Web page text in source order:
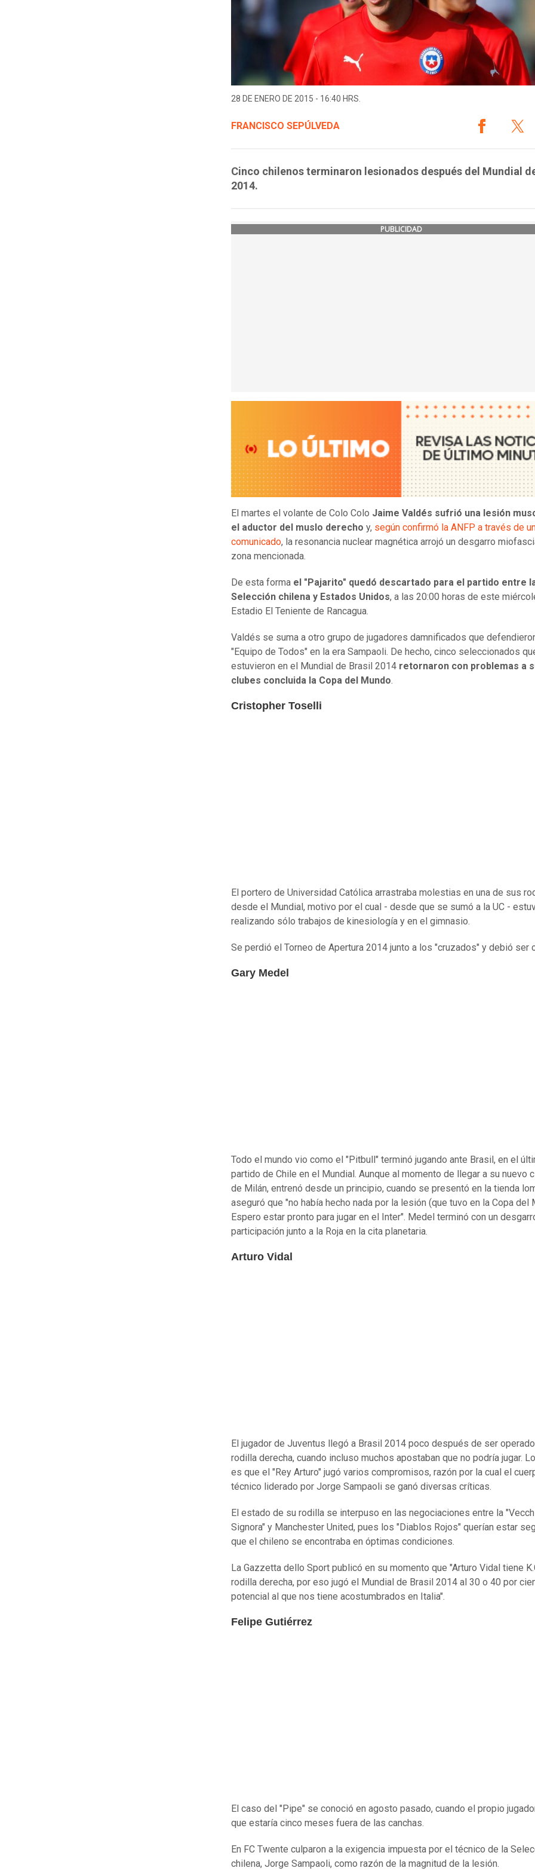
28 DE ENERO DE 2015 - 16:40 HRS.
FRANCISCO SEPÚLVEDA
Cinco chilenos terminaron lesionados después del Mundial
2014.
PUBLICIDAD
El martes el volante de Colo Colo Jaime Valdés sufrió una lesión
el aductor del muslo derecho y, según confirmó la ANFP a través de
comunicado, la resonancia nuclear magnética arrojó un desgarro
zona mencionada.
De esta forma el "Pajarito" quedó descartado para el partido entre
Selección chilena y Estados Unidos, a las 20:00 horas de este
Estadio El Teniente de Rancagua.
Valdés se suma a otro grupo de jugadores damnificados que
"Equipo de Todos" en la era Sampaoli. De hecho, cinco seleccionados
estuvieron en el Mundial de Brasil 2014 retornaron con problemas a
clubes concluida la Copa del Mundo.
Cristopher Toselli
El portero de Universidad Católica arrastraba molestias en una de sus
desde el Mundial, motivo por el cual - desde que se sumó a la UC -
realizando sólo trabajos de kinesiología y en el gimnasio.
Se perdió el Torneo de Apertura 2014 junto a los "cruzados" y debió ser
Gary Medel
Todo el mundo vio como el "Pitbull" terminó jugando ante Brasil, en el
partido de Chile en el Mundial. Aunque al momento de llegar a su nuevo
de Milán, entrenó desde un principio, cuando se presentó en la tienda
aseguró que "no había hecho nada por la lesión (que tuvo en la Copa del
Espero estar pronto para jugar en el Inter". Medel terminó con un
participación junto a la Roja en la cita planetaria.
Arturo Vidal
El jugador de Juventus llegó a Brasil 2014 poco después de ser
rodilla derecha, cuando incluso muchos apostaban que no podría jugar.
es que el "Rey Arturo" jugó varios compromisos, razón por la cual el
técnico liderado por Jorge Sampaoli se ganó diversas críticas.
El estado de su rodilla se interpuso en las negociaciones entre la
Signora" y Manchester United, pues los "Diablos Rojos" querían estar
que el chileno se encontraba en óptimas condiciones.
La Gazzetta dello Sport publicó en su momento que "Arturo Vidal tiene
rodilla derecha, por eso jugó el Mundial de Brasil 2014 al 30 o 40 por
potencial al que nos tiene acostumbrados en Italia".
Felipe Gutiérrez
El caso del "Pipe" se conoció en agosto pasado, cuando el propio
que estaría cinco meses fuera de las canchas.
En FC Twente culparon a la exigencia impuesta por el técnico de la
chilena, Jorge Sampaoli, como razón de la magnitud de la lesión.